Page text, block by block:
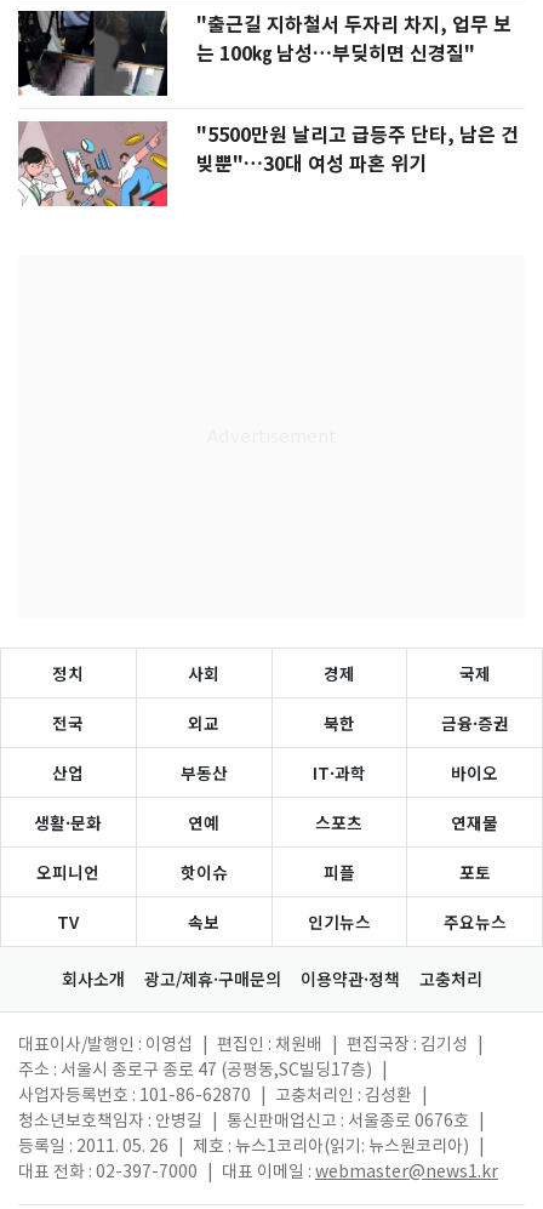
"출근길 지하철서 두자리 차지, 업무 보
는 100㎏ 남성…부딪히면 신경질"
"5500만원 날리고 급등주 단타, 남은 건
빚뿐"…30대 여성 파혼 위기
정치 사회 경제 국제
전국 외교 북한 금융·증권
산업 부동산 IT·과학 바이오
생활·문화 연예 스포츠 연재물
오피니언 핫이슈 피플 포토
TV 속보 인기뉴스 주요뉴스
회사소개 광고/제휴·구매문의 이용약관·정책 고충처리
대표이사/발행인 : 이영섭 편집인 : 채원배 편집국장 : 김기성
주소 : 서울시 종로구 종로 47 (공평동,SC빌딩17층)
사업자등록번호 : 101-86-62870
고충처리인 : 김성환
청소년보호책임자 : 안병길
통신판매업신고 : 서울종로 0676호
등록일 : 2011. 05. 26
제호 : 뉴스1코리아(읽기: 뉴스원코리아)
대표 전화 : 02-397-7000
대표 이메일 : webmaster@news1.kr